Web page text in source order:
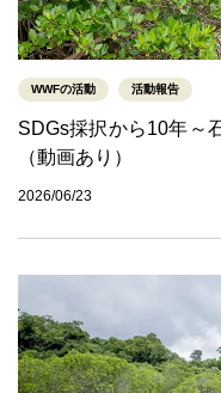
WWFの活動 活動報告
SDGs採択から10年～
（動画あり）
2026/06/23